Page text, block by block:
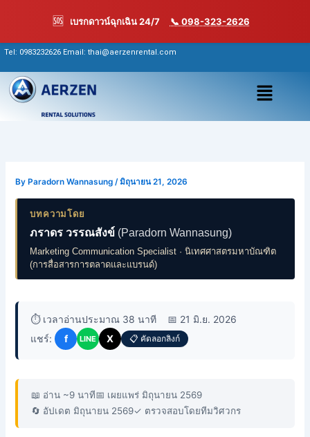
🆘 เบรกดาวน์ฉุกเฉิน 24/7 📞 098-323-2626
content
Tel: 0983232626 Email: thai@aerzenrental.com
เมนู
By Paradorn Wannasung/มิถุนายน 21, 2026
บทความโดย
ภราดร วรรณสังข์ (Paradorn Wannasung)
Marketing Communication Specialist · นิเทศศาสตรมหาบัณฑิต
(การสื่อสารการตลาดและแบรนด์)
⏱️ เวลาอ่านประมาณ 38 นาที
📅 21 มิ.ย. 2026
แชร์:
f LINE X 📋 คัดลอกลิงก์
📖 อ่าน ~9 นาที📅 เผยแพร่ มิถุนายน 2569
🔄 อัปเดต มิถุนายน 2569✓ ตรวจสอบโดยทีมวิศวกร